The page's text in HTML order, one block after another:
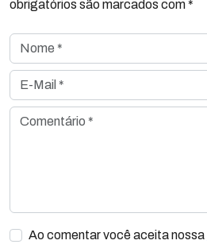
obrigatórios são marcados com *
Nome *
E-Mail *
Comentário *
Ao comentar você aceita nossa